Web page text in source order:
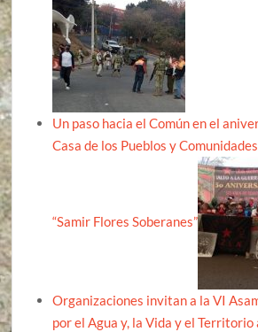
Un paso hacia el Común en el
Casa de los Pueblos y
“Samir Flores Soberanes”
Organizaciones invitan a la VI
por el Agua y, la Vida y el